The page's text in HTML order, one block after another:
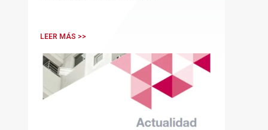
LEER MÁS >>